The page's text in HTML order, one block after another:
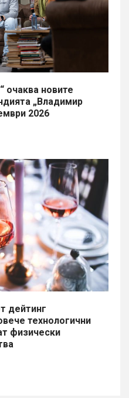
очаква новите
„Владимир
2026
дейтинг
технологични
физически